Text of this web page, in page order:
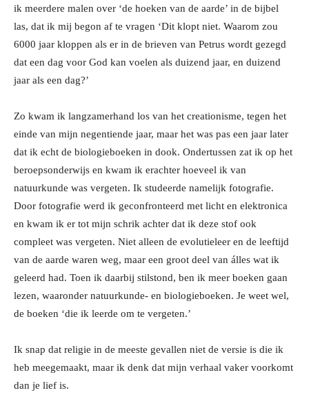
ik meerdere malen over ‘de hoeken van de aarde’ in de bijbel
las, dat ik mij begon af te vragen ‘Dit klopt niet. Waarom zou
6000 jaar kloppen als er in de brieven van Petrus wordt gezegd
dat een dag voor God kan voelen als duizend jaar, en duizend
jaar als een dag?’
Zo kwam ik langzamerhand los van het creationisme, tegen het
einde van mijn negentiende jaar, maar het was pas een jaar later
dat ik echt de biologieboeken in dook. Ondertussen zat ik op het
beroepsonderwijs en kwam ik erachter hoeveel ik van
natuurkunde was vergeten. Ik studeerde namelijk fotografie.
Door fotografie werd ik geconfronteerd met licht en elektronica
en kwam ik er tot mijn schrik achter dat ik deze stof ook
compleet was vergeten. Niet alleen de evolutieleer en de leeftijd
van de aarde waren weg, maar een groot deel van álles wat ik
geleerd had. Toen ik daarbij stilstond, ben ik meer boeken gaan
lezen, waaronder natuurkunde- en biologieboeken. Je weet wel,
de boeken ‘die ik leerde om te vergeten.’
Ik snap dat religie in de meeste gevallen niet de versie is die ik
heb meegemaakt, maar ik denk dat mijn verhaal vaker voorkomt
dan je lief is.